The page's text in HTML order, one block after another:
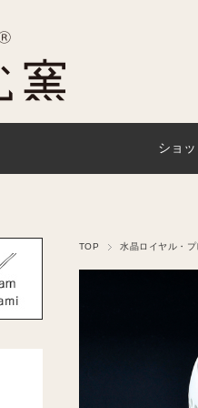
ショ
TOP 水晶ロイヤル・プ